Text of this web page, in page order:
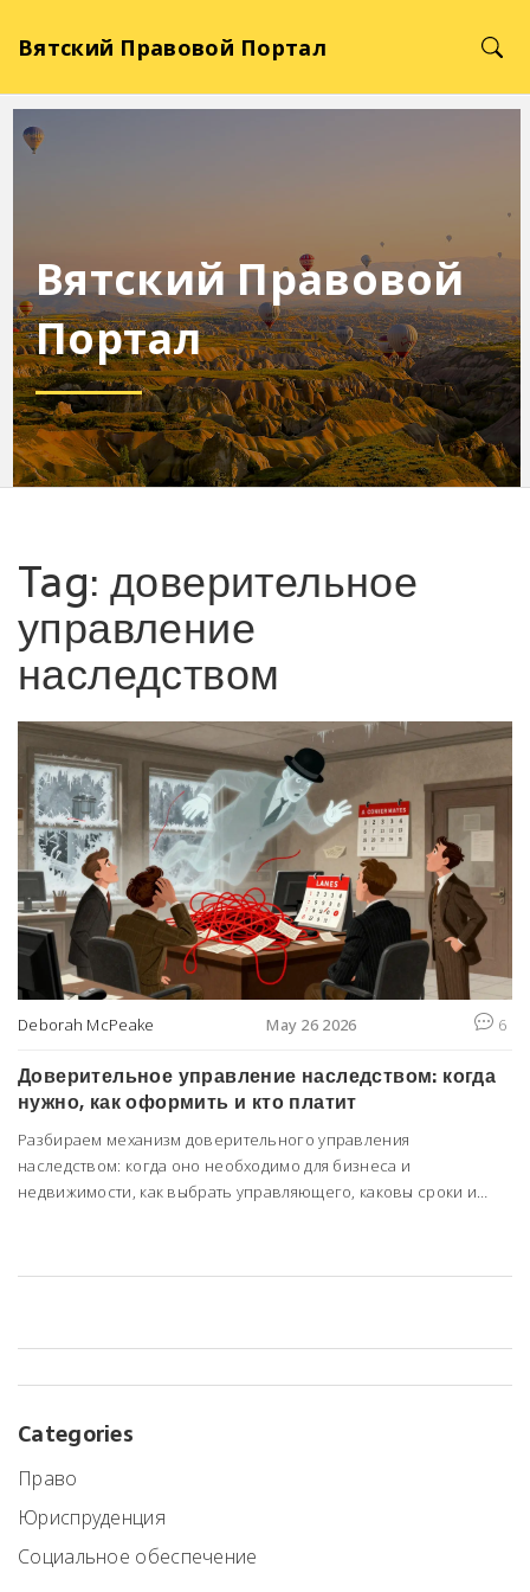
Вятский Правовой Портал
Вятский Правовой
Портал
Tag: доверительное
управление
наследством
Deborah McPeake May 26 2026 6
Доверительное управление наследством: когда
нужно, как оформить и кто платит
Разбираем механизм доверительного управления
наследством: когда оно необходимо для бизнеса и
недвижимости, как выбрать управляющего, каковы сроки и
Categories
Право
Юриспруденция
Социальное обеспечение